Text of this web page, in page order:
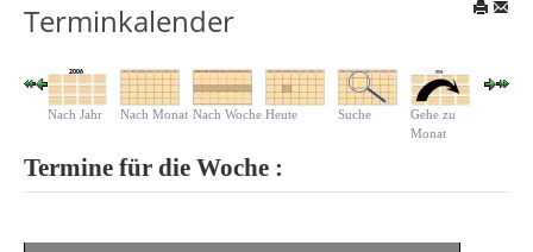
Terminkalender
Nach Jahr Nach Monat Nach Woche Heute Suche
Gehe zu
Monat
Termine für die Woche :